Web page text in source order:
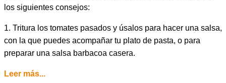
los siguientes consejos:
1. Tritura los tomates pasados y úsalos para hacer una salsa,
con la que puedes acompañar tu plato de pasta, o para
preparar una salsa barbacoa casera.
Leer más...